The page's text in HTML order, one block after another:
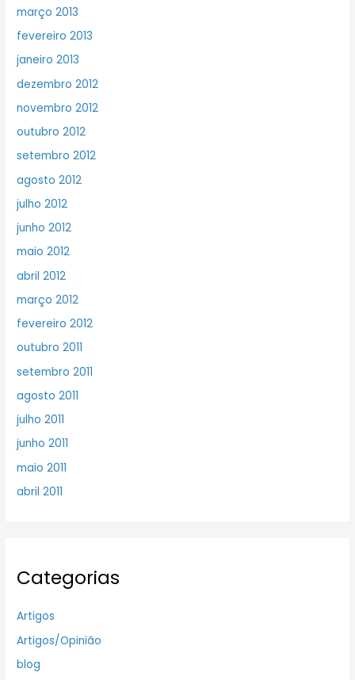
março 2013
fevereiro 2013
janeiro 2013
dezembro 2012
novembro 2012
outubro 2012
setembro 2012
agosto 2012
julho 2012
junho 2012
maio 2012
abril 2012
março 2012
fevereiro 2012
outubro 2011
setembro 2011
agosto 2011
julho 2011
junho 2011
maio 2011
abril 2011
Categorias
Artigos
Artigos/Opinião
blog